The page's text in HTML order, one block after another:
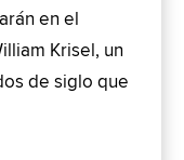
en el
Krisel, un
de siglo que